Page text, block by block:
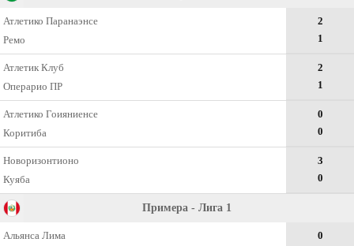
Атлетико Паранаэнсе
Ремо
2
1
Атлетик Клуб
Операрио ПР
2
1
Атлетико Гоияниенсе
Коритиба
0
0
Новоризонтионо
Куяба
3
0
Примера - Лига 1
Альянса Лима
0